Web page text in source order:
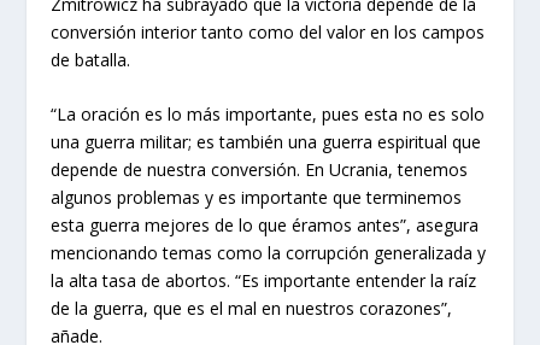
conversión interior tanto como del valor en los campos
de batalla.
“La oración es lo más importante, pues esta no es solo
una guerra militar; es también una guerra espiritual que
depende de nuestra conversión. En Ucrania, tenemos
algunos problemas y es importante que terminemos
esta guerra mejores de lo que éramos antes”, asegura
mencionando temas como la corrupción generalizada y
la alta tasa de abortos. “Es importante entender la raíz
de la guerra, que es el mal en nuestros corazones”,
añade.